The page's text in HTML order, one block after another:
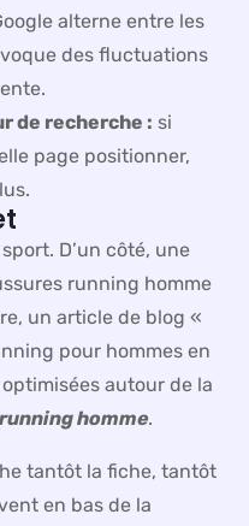
alterne entre les
des fluctuations
de recherche : si
page positionner,
D’un côté, une
running homme
un article de blog «
pour hommes en
autour de la
homme.
tantôt la fiche, tantôt
en bas de la